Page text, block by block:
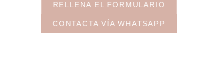
RELLENA EL FORMULARIO
CONTACTA VÍA WHATSAPP